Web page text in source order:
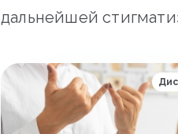
дальнейшей